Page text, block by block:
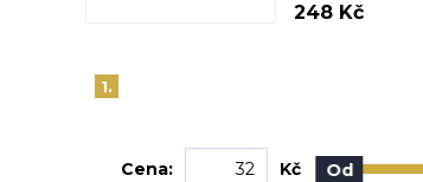
1.
248 Kč
Cena: Kč Od